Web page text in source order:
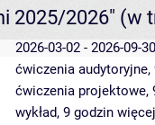
2025/2026" (w
2026-03-02 - 2026-09-30
ćwiczenia
ćwiczenia projektowe,
wykład, 9 godzin